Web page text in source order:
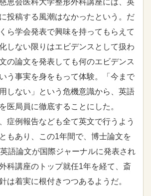
恵会医科大学整形外科講座には、英
投稿する風潮はなかったという。だ
ら学会発表で興味を持ってもらえて
しない限りはエビデンスとして扱わ
の論文を発表しても何のエビデンス
う事実を身をもって体験。「今まで
しない」という危機意識から、英語
医局員に徹底することにした。
症例報告なども全て英文で行うよう
もあり、この1年間で、博士論文を
語論文が国際ジャーナルに発表され
科講座のトップ就任1年を経て、斎
は着実に根付きつつあるようだ。